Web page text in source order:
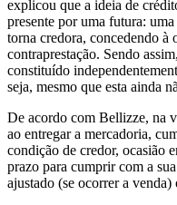
explicou que a ideia de
presente por uma futura:
torna credora, concedendo à
contraprestação. Sendo
constituído
seja, mesmo que esta ainda
De acordo com Bellizze, na
ao entregar a mercadoria,
condição de credor, ocasião
prazo para cumprir com a
ajustado (se ocorrer a